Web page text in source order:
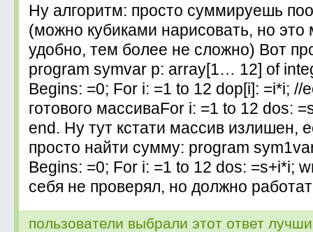
Ну алгоритм: просто суммируешь
(можно кубиками нарисовать, но это
удобно, тем более не сложно) Вот
program symvar p: array[1… 12] of
Begins: =0; For i: =1 to 12 dop[i]: =i*i; //
готового массиваFor i: =1 to 12 dos:
end. Ну тут кстати массив излишен,
просто найти сумму: program
Begins: =0; For i: =1 to 12 dos: =s+i*i;
себя не проверял, но должно
пользователи выбрали этот ответ